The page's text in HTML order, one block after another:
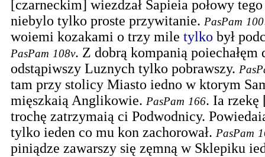
[czarneckim] wiezdzał Sapieia połowy
niebylo tylko proste przywitanie. PasPam 100
woiemi kozakami o trzy mile tylko był
PasPam 108v. Z dobrą kompanią poiechałęm
odstąpiwszy Luznych tylko pobrawszy.
tam przy stolicy Miasto iedno w ktorym
mięszkaią Anglikowie. PasPam 166. Ia rzekę
trochę zatrzymaią ci Podwodnicy.
tylko ieden co mu kon zachorował. PasPam
piniądze zawarszy się zęmną w Sklepiku